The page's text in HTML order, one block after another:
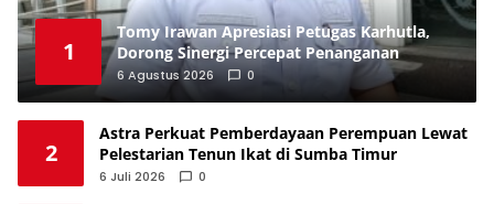
1
Tomy Irawan Apresiasi Petugas Karhutla,
Dorong Sinergi Percepat Penanganan
6 Agustus 2026 0
2
Astra Perkuat Pemberdayaan Perempuan Lewat
Pelestarian Tenun Ikat di Sumba Timur
6 Juli 2026 0